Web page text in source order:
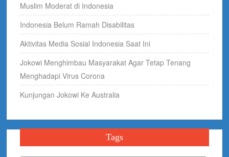
Muslim Moderat di Indonesia
Indonesia Belum Ramah Disabilitas
Aktivitas Media Sosial Indonesia Saat Ini
Jokowi Menghimbau Masyarakat Agar Tetap Tenang
Menghadapi Virus Corona
Kunjungan Jokowi Ke Australia
Tags